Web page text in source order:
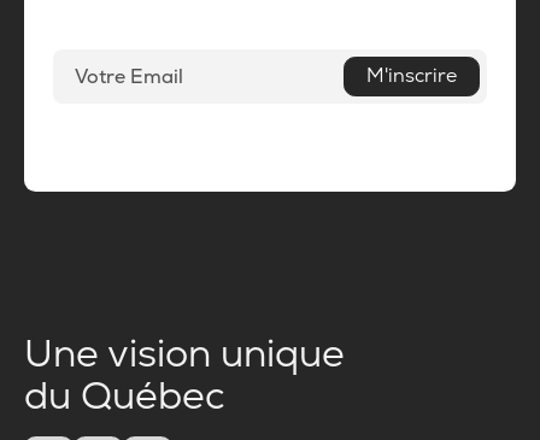
M'inscrire
Une vision unique
du Québec